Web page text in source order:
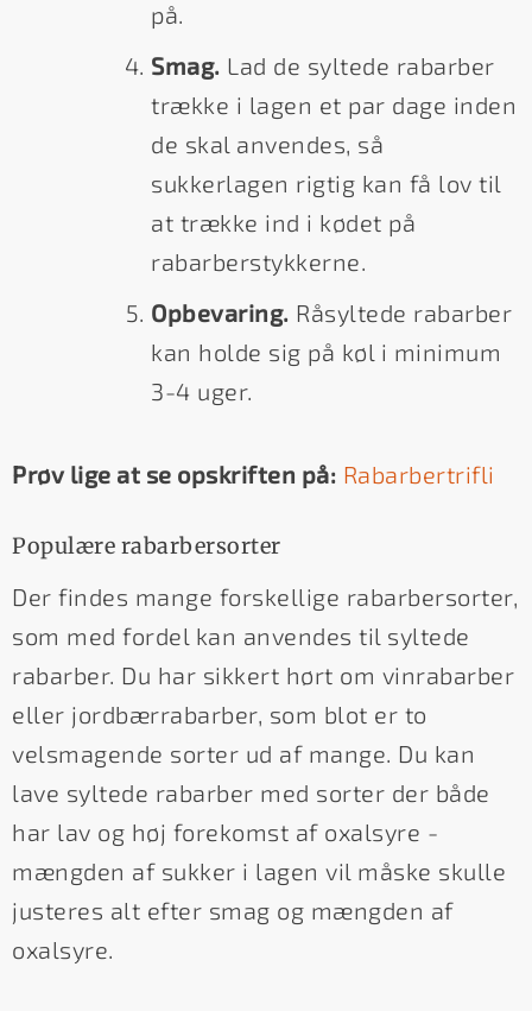
på.
Smag. Lad de syltede rabarber
trække i lagen et par dage inden
de skal anvendes, så
sukkerlagen rigtig kan få lov til
at trække ind i kødet på
rabarberstykkerne.
Opbevaring. Råsyltede rabarber
kan holde sig på køl i minimum
3-4 uger.
Prøv lige at se opskriften på: Rabarbertrifli
Populære rabarbersorter
Der findes mange forskellige rabarbersorter,
som med fordel kan anvendes til syltede
rabarber. Du har sikkert hørt om vinrabarber
eller jordbærrabarber, som blot er to
velsmagende sorter ud af mange. Du kan
lave syltede rabarber med sorter der både
har lav og høj forekomst af oxalsyre -
mængden af sukker i lagen vil måske skulle
justeres alt efter smag og mængden af
oxalsyre.